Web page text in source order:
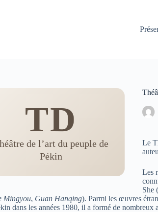
TD
de l’art du peuple de
Pékin
Le
Les
She (
Mingyou, Guan Hanqing). Parmi les œuvres
dans les années 1980, il a formé de nombreux